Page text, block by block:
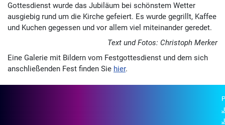
Gottesdienst wurde das Jubiläum bei schönstem Wetter
ausgiebig rund um die Kirche gefeiert. Es wurde gegrillt, Kaffee
und Kuchen gegessen und vor allem viel miteinander geredet.
Text und Fotos: Christoph Merker
Eine Galerie mit Bildern vom Festgottesdienst und dem sich
anschließenden Fest finden Sie hier.